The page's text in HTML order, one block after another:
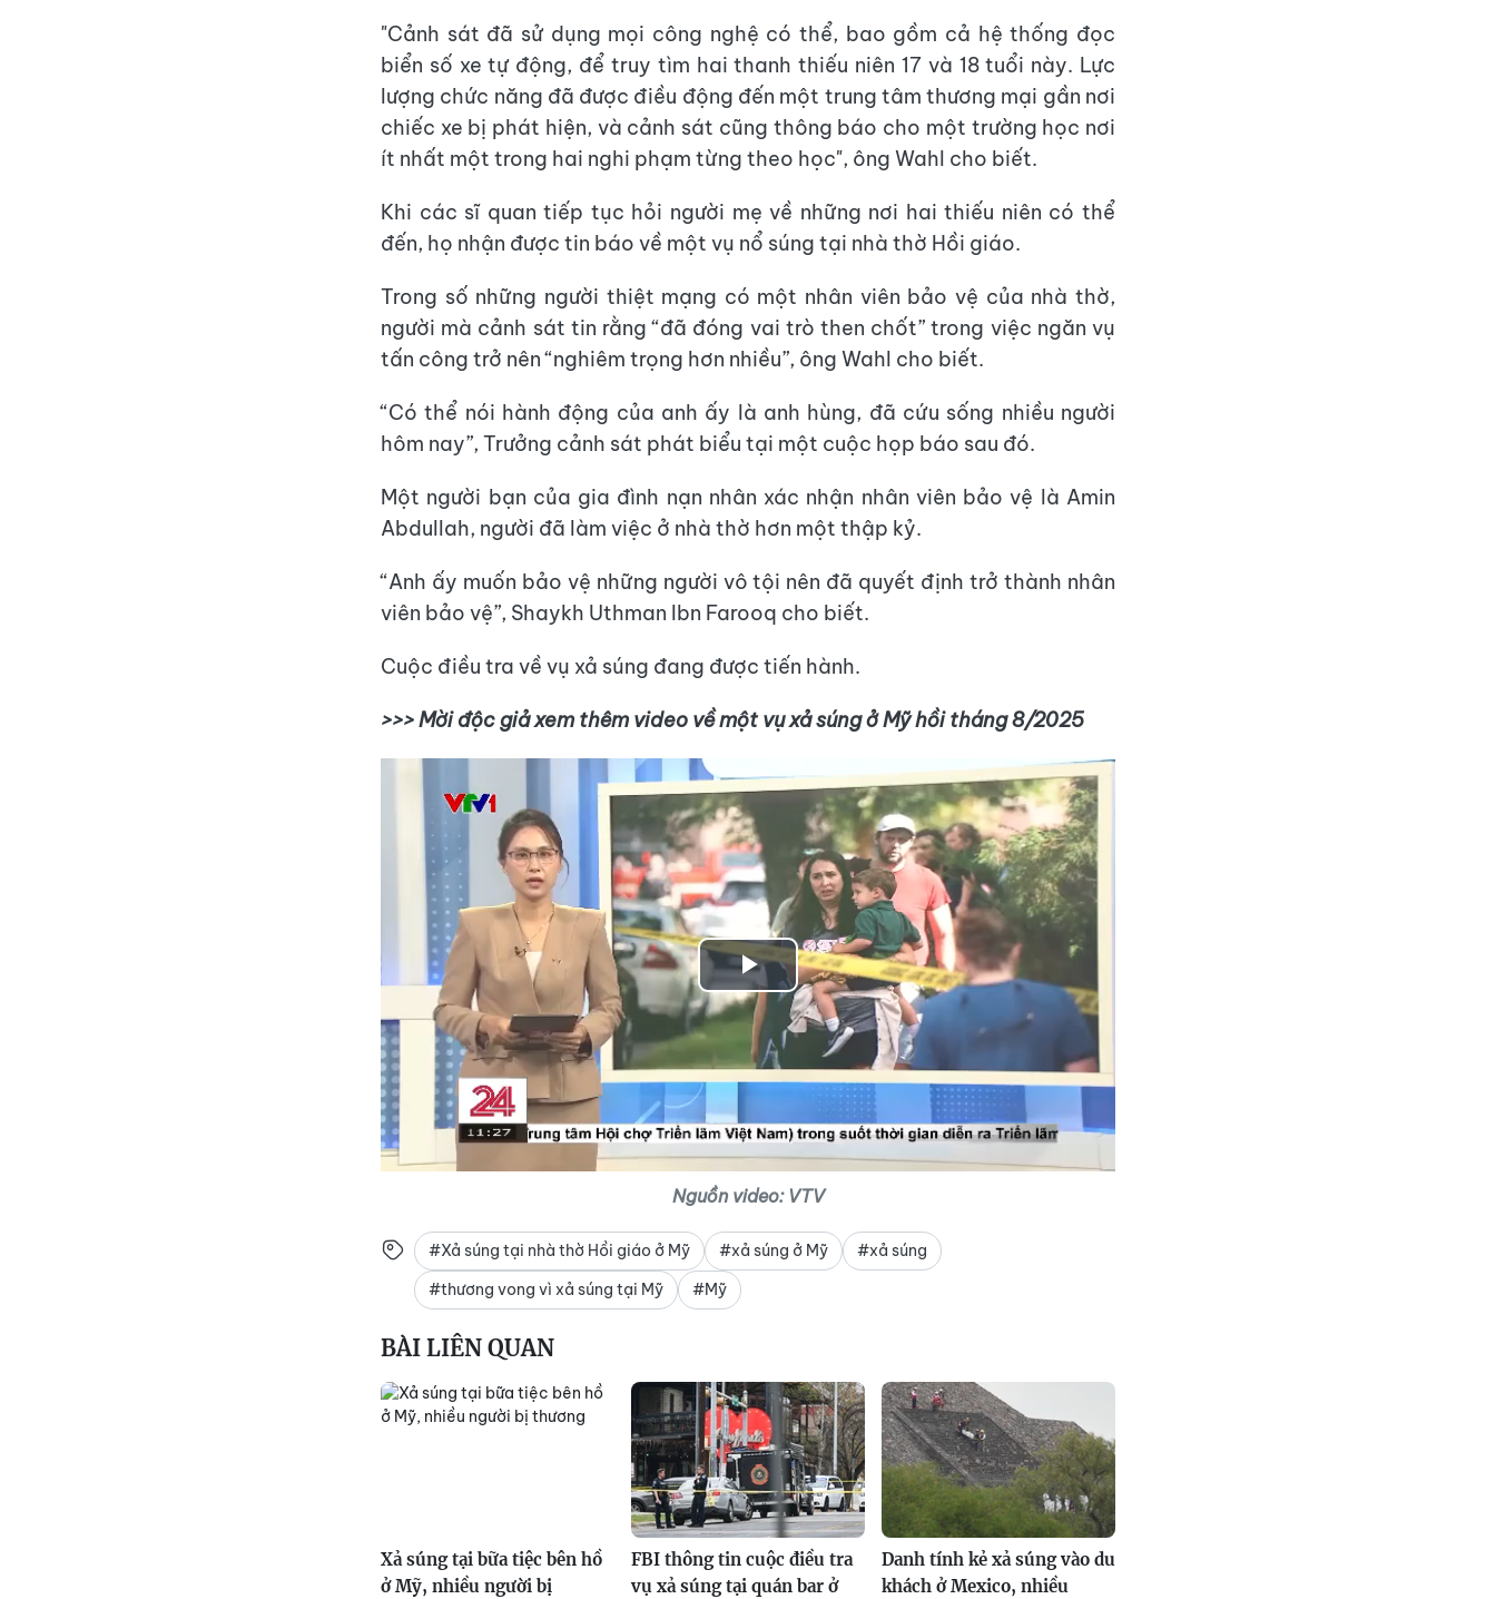
"Cảnh sát đã sử dụng mọi công nghệ có thể, bao gồm cả hệ thống đọc
biển số xe tự động, để truy tìm hai thanh thiếu niên 17 và 18 tuổi này. Lực
lượng chức năng đã được điều động đến một trung tâm thương mại gần nơi
chiếc xe bị phát hiện, và cảnh sát cũng thông báo cho một trường học nơi
ít nhất một trong hai nghi phạm từng theo học", ông Wahl cho biết.
Khi các sĩ quan tiếp tục hỏi người mẹ về những nơi hai thiếu niên có thể
đến, họ nhận được tin báo về một vụ nổ súng tại nhà thờ Hồi giáo.
Trong số những người thiệt mạng có một nhân viên bảo vệ của nhà thờ,
người mà cảnh sát tin rằng “đã đóng vai trò then chốt” trong việc ngăn vụ
tấn công trở nên “nghiêm trọng hơn nhiều”, ông Wahl cho biết.
“Có thể nói hành động của anh ấy là anh hùng, đã cứu sống nhiều người
hôm nay”, Trưởng cảnh sát phát biểu tại một cuộc họp báo sau đó.
Một người bạn của gia đình nạn nhân xác nhận nhân viên bảo vệ là Amin
Abdullah, người đã làm việc ở nhà thờ hơn một thập kỷ.
“Anh ấy muốn bảo vệ những người vô tội nên đã quyết định trở thành nhân
viên bảo vệ”, Shaykh Uthman Ibn Farooq cho biết.
Cuộc điều tra về vụ xả súng đang được tiến hành.
>>> Mời độc giả xem thêm video về một vụ xả súng ở Mỹ hồi tháng 8/2025
Play
Video
Nguồn video: VTV
#Xả súng tại nhà thờ Hồi giáo ở Mỹ #xả súng ở Mỹ
#xả súng
#thương vong vì xả súng tại Mỹ
#Mỹ
BÀI LIÊN QUAN
Xả súng tại bữa tiệc bên hồ
ở Mỹ, nhiều người bị
FBI thông tin cuộc điều tra
vụ xả súng tại quán bar ở
Danh tính kẻ xả súng vào du
khách ở Mexico, nhiều